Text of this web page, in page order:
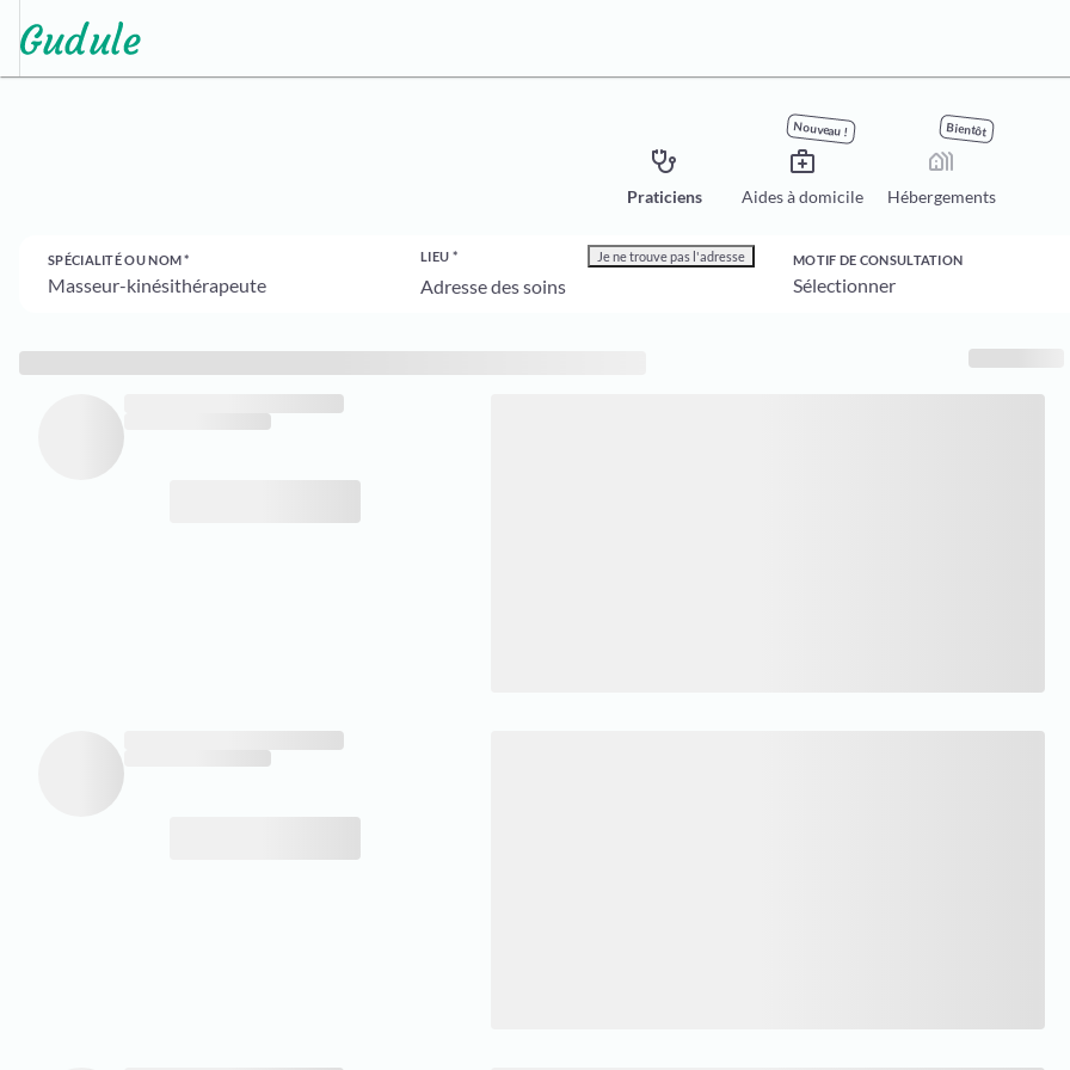
stethoscope
Praticiens
Nouveau !
medical_services
Aides à domicile
Bientôt
holiday_village
Hébergements
SPÉCIALITÉ OU NOM LIEU Je ne trouve pas l'adresse MOTIF DE CONSULTATION